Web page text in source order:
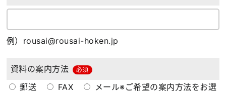
例）rousai@rousai-hoken.jp
資料の案内方法 必須
郵送 FAX メール※ご希望の案内方法をお選